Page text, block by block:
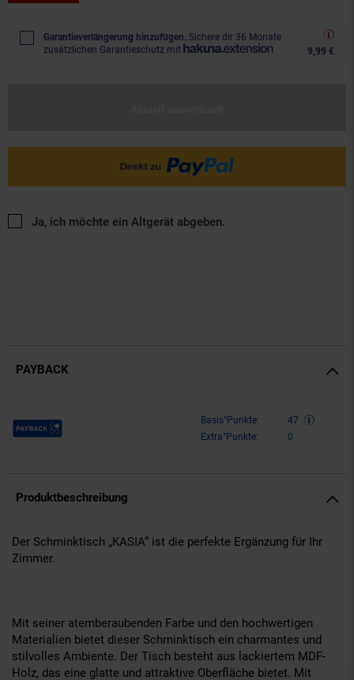
Garantieverlängerung hinzufügen. Sichere dir 36 Monate
zusätzlichen Garantieschutz mit
9,99 €
Ja, ich möchte ein Altgerät abgeben.
PAYBACK
Payback Punkte Basis°Punkte:
47
Extra°Punkte:
0
Produktbeschreibung
Der Schminktisch „KASIA“ ist die perfekte Ergänzung für Ihr
Zimmer.
Mit seiner atemberaubenden Farbe und den hochwertigen
Materialien bietet dieser Schminktisch ein charmantes und
stilvolles Ambiente. Der Tisch besteht aus lackiertem MDF-
Holz, das eine glatte und attraktive Oberfläche bietet. Mit